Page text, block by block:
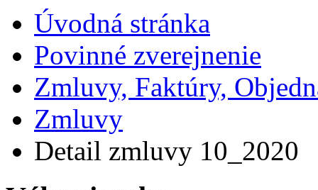
Úvodná stránka
Povinné zverejnenie
Zmluvy, Faktúry,
Zmluvy
Detail zmluvy 10_2020